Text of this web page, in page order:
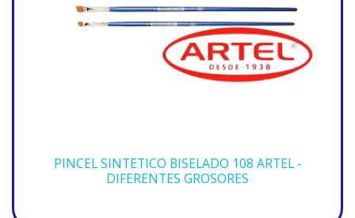
PINCEL SINTETICO BISELADO 108 ARTEL -
DIFERENTES GROSORES